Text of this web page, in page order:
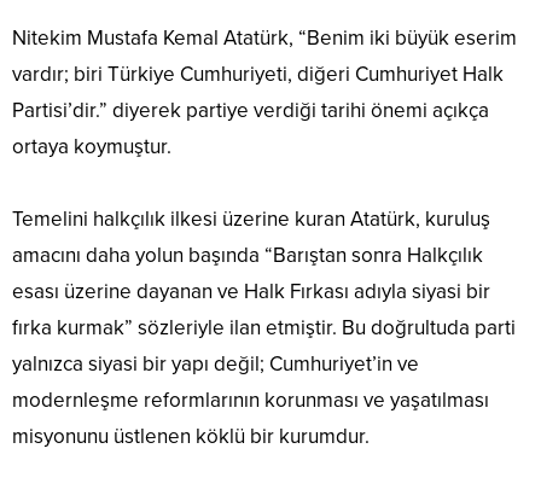
Nitekim Mustafa Kemal Atatürk, “Benim iki büyük eserim
vardır; biri Türkiye Cumhuriyeti, diğeri Cumhuriyet Halk
Partisi’dir.” diyerek partiye verdiği tarihi önemi açıkça
ortaya koymuştur.
Temelini halkçılık ilkesi üzerine kuran Atatürk, kuruluş
amacını daha yolun başında “Barıştan sonra Halkçılık
esası üzerine dayanan ve Halk Fırkası adıyla siyasi bir
fırka kurmak” sözleriyle ilan etmiştir. Bu doğrultuda parti
yalnızca siyasi bir yapı değil; Cumhuriyet’in ve
modernleşme reformlarının korunması ve yaşatılması
misyonunu üstlenen köklü bir kurumdur.